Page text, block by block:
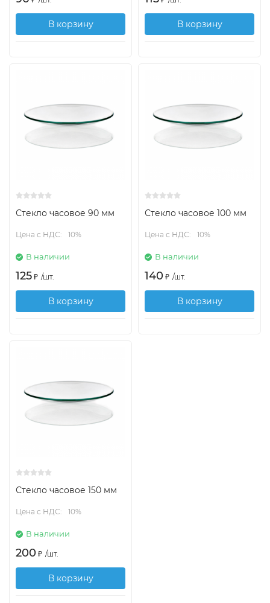
В корзину В корзину
Стекло часовое 90 мм
Цена с НДС: 10%
В наличии
125 ₽ /шт.
В корзину
Стекло часовое 100 мм
Цена с НДС: 10%
В наличии
140 ₽ /шт.
В корзину
Стекло часовое 150 мм
Цена с НДС: 10%
В наличии
200 ₽ /шт.
В корзину